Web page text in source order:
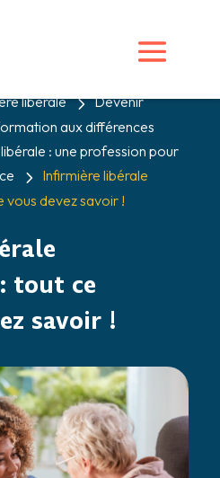
liberale5Devenir
aux différences
: une profession pour
5 Infirmière libérale
vous devez savoir !
tout ce
savoir !